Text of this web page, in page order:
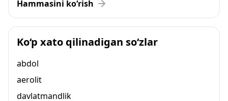
Hammasini ko‘rish
Ko‘p xato qilinadigan so‘zlar
abdol
aerolit
davlatmandlik